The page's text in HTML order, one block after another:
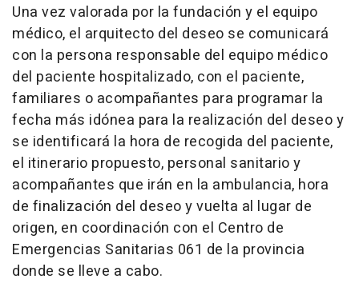
Una vez valorada por la fundación y el equipo
médico, el arquitecto del deseo se comunicará
con la persona responsable del equipo médico
del paciente hospitalizado, con el paciente,
familiares o acompañantes para programar la
fecha más idónea para la realización del deseo y
se identificará la hora de recogida del paciente,
el itinerario propuesto, personal sanitario y
acompañantes que irán en la ambulancia, hora
de finalización del deseo y vuelta al lugar de
origen, en coordinación con el Centro de
Emergencias Sanitarias 061 de la provincia
donde se lleve a cabo.